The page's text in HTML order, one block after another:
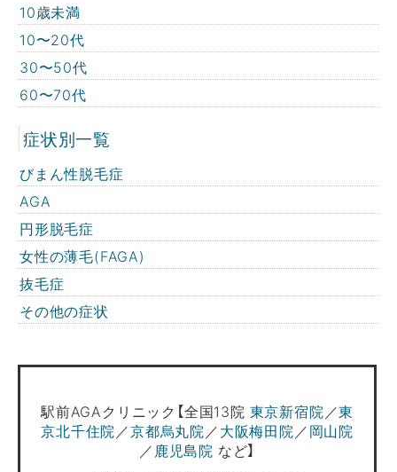
10歳未満
10〜20代
30〜50代
60〜70代
症状別一覧
びまん性脱毛症
AGA
円形脱毛症
女性の薄毛(FAGA)
抜毛症
その他の症状
駅前AGAクリニック【全国13院 東京新宿院／東
京北千住院／京都烏丸院／大阪梅田院／岡山院
／ 鹿児島院 など】